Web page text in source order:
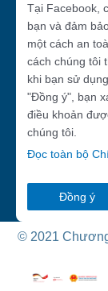
Tại Facebook,
bạn và đảm
một cách an
cách chúng tôi
khi bạn sử
"Đồng ý", bạn
điều khoản
chúng tôi.
Đọc toàn bộ
Đồng ý
© 2021